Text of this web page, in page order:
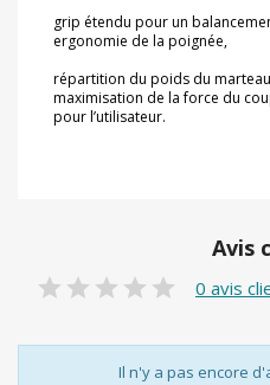
grip étendu pour un
ergonomie de la poignée,
répartition du poids du
maximisation de la force du
pour l’utilisateur.
Avis
0 avis
Il n'y a pas encore